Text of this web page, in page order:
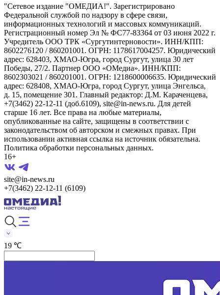
"Сетевое издание "ОМЕДИА!". Зарегистрировано
Федеральной службой по надзору в сфере связи,
информационных технологий и массовых коммуникаций.
Регистрационный номер Эл № ФС77-83364 от 03 июня 2022 г.
Учредитель ООО ТРК «Сургутинтерновости». ИНН/КПП:
8602276120 / 860201001. ОГРН: 1178617004257. Юридический
адрес: 628403, ХМАО-Югра, город Сургут, улица 30 лет
Победы, 27/2. Партнер ООО «ОМедиа». ИНН/КПП:
8602303021 / 860201001. ОГРН: 1218600006635. Юридический
адрес: 628408, ХМАО-Югра, город Сургут, улица Энгельса,
д. 15, помещение 301. Главный редактор: Д.М. Караченцева,
+7(3462) 22-12-11 (доб.6109), site@in-news.ru. Для детей
старше 16 лет. Все права на любые материалы,
опубликованные на сайте, защищены в соответствии с
законодательством об авторском и смежных правах. При
использовании активная ссылка на источник обязательна.
Политика обработки персональных данных.
16+
site@in-news.ru
+7(3462) 22-12-11 (6109)
19 ℃